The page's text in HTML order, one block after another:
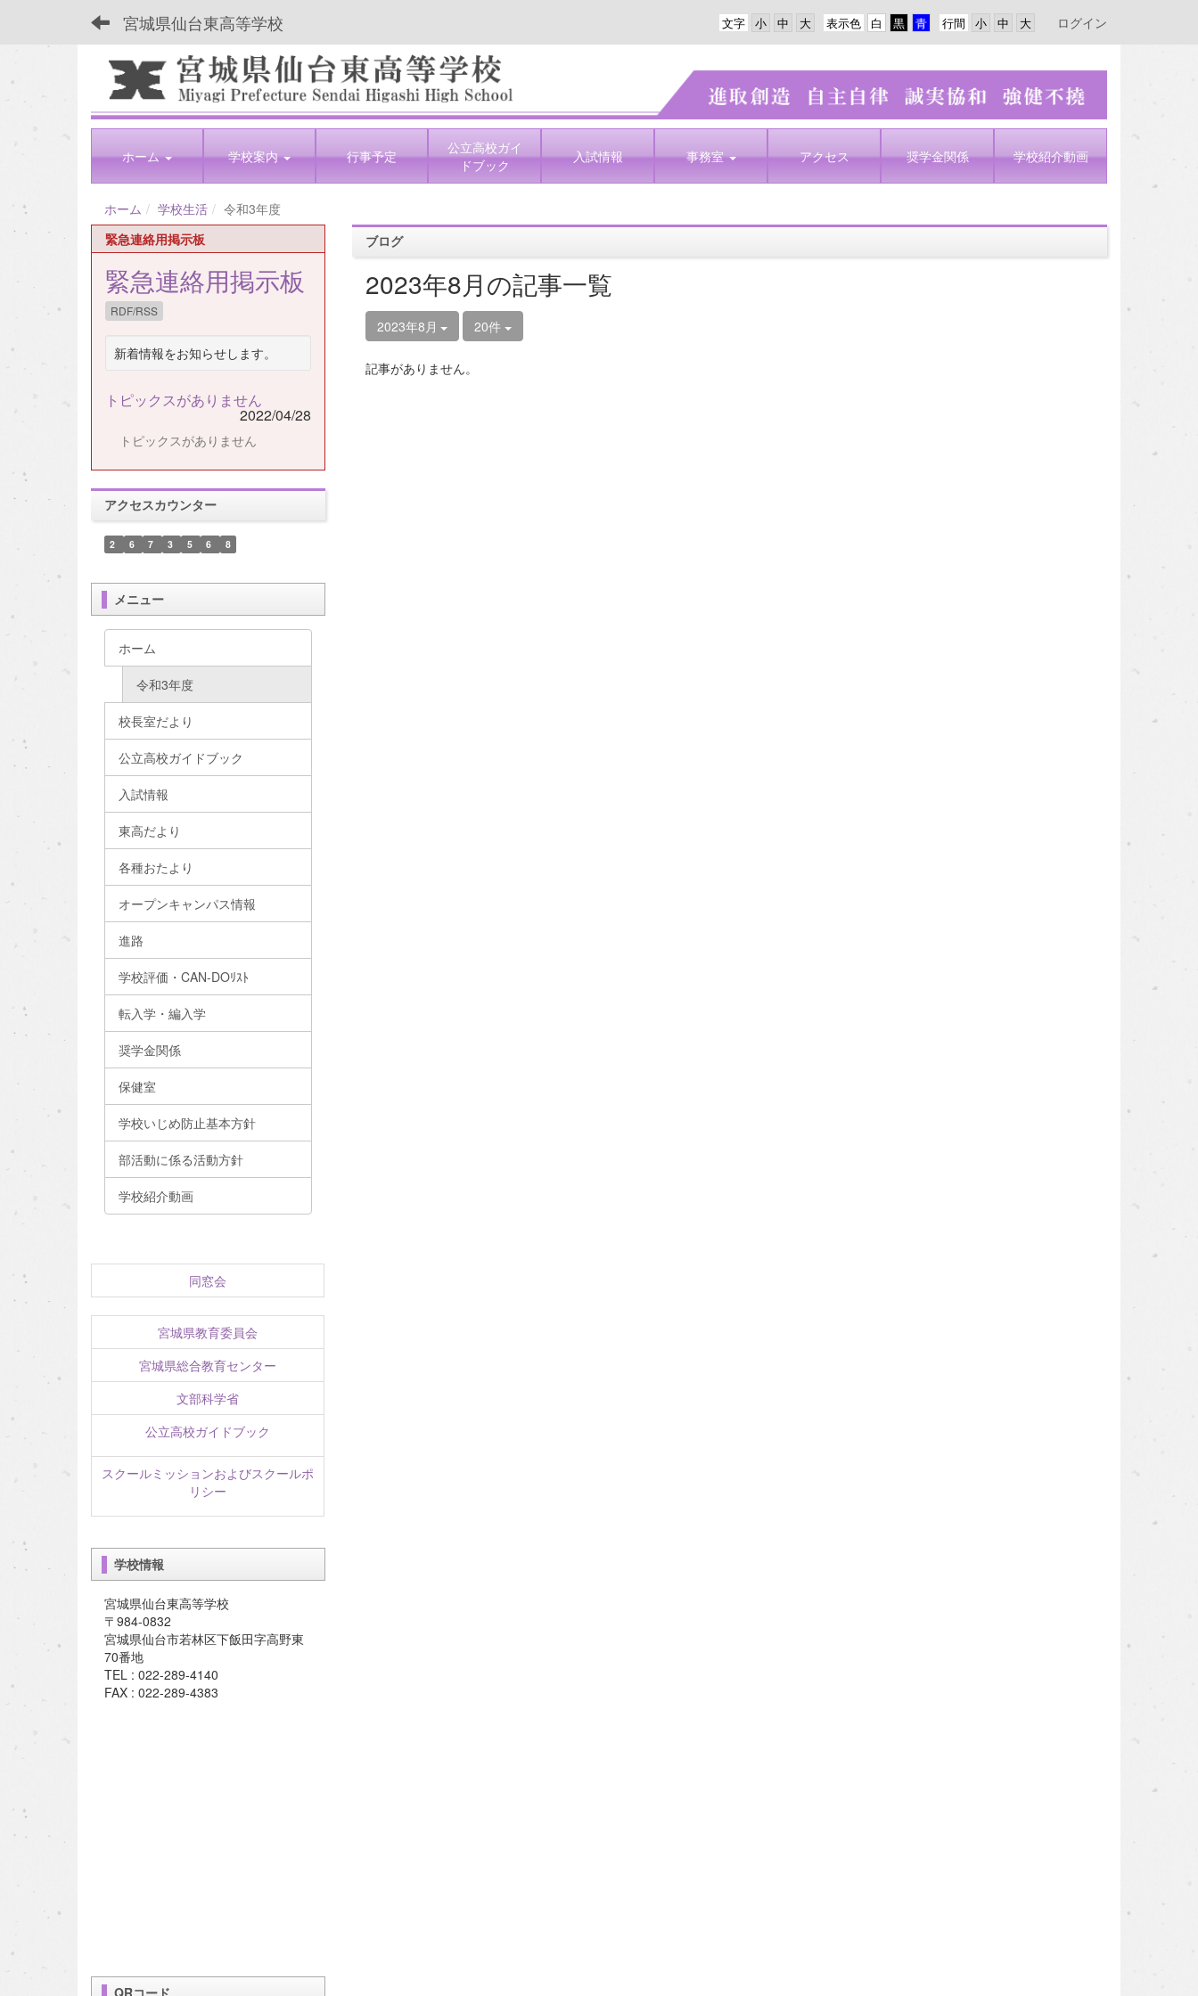
宮城県仙台東高等学校 行間
表示色
文字 ログイン
ホーム 学校案内 行事予定
公立高校ガイ
ドブック
入試情報 事務室 アクセス 奨学金関係 学校紹介動画
ホーム 学校生活
令和3年度
ブログ
2023年8月の記事一覧
2023年8月 20件
記事がありません。
緊急連絡用掲示板
緊急連絡用掲示板
RDF/RSS
新着情報をお知らせします。
トピックスがありません
2022/04/28
トピックスがありません
アクセスカウンター
2 6 7 3 5 6 8
メニュー
ホーム
令和3年度
校長室だより
公立高校ガイドブック
入試情報
東高だより
各種おたより
オープンキャンパス情報
進路
学校評価・CAN-DOﾘｽﾄ
転入学・編入学
奨学金関係
保健室
学校いじめ防止基本方針
部活動に係る活動方針
学校紹介動画
同窓会
宮城県教育委員会
宮城県総合教育センター
文部科学省
公立高校ガイドブック
スクールミッションおよびスクールポ
リシー
学校情報
宮城県仙台東高等学校
〒984-0832
宮城県仙台市若林区下飯田字高野東
70番地
TEL : 022-289-4140
FAX : 022-289-4383
QRコード